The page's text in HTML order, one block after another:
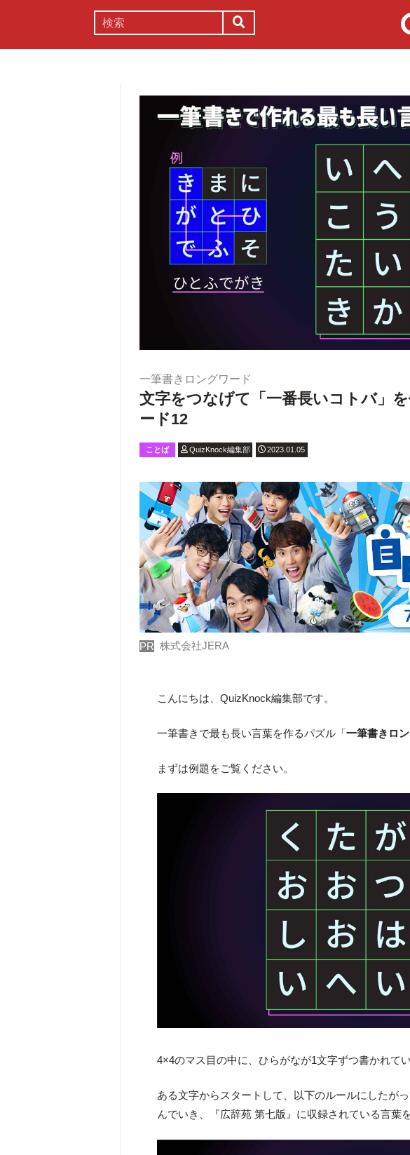
一筆書きロングワード
文字をつなげて「一番長いコトバ」
ード12
ことば QuizKnock編集部 2023.01.05
PR 株式会社JERA
こんにちは、QuizKnock編集部です。
一筆書きで最も長い言葉を作るパズル「一筆書きロ
まずは例題をご覧ください。
4×4のマス目の中に、ひらがなが1文字ずつ書かれてい
ある文字からスタートして、以下のルールにしたが
んでいき、『広辞苑 第七版』に収録されている言葉